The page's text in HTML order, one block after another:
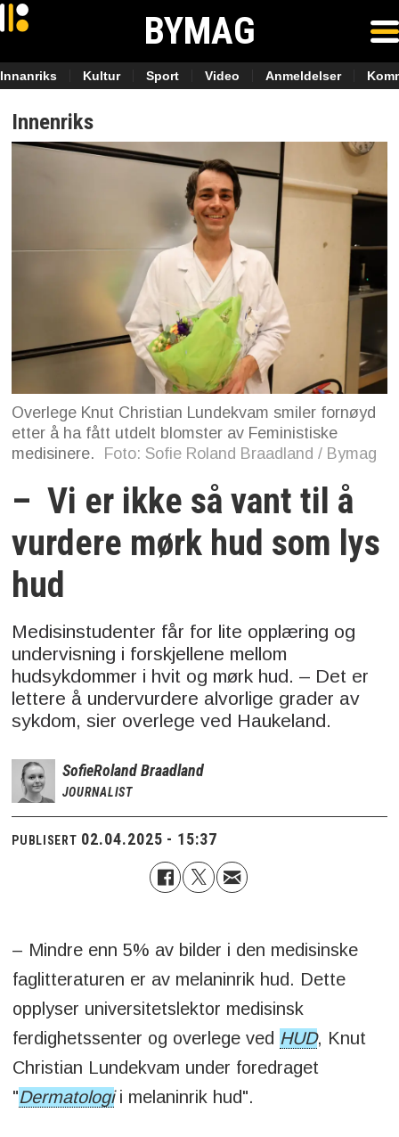
BYMAG
Innanriks Kultur Sport Video Anmeldelser
Innenriks
Overlege Knut Christian Lundekvam smiler fornøyd
etter å ha fått utdelt blomster av Feministiske
medisinere.
Foto: Sofie Roland Braadland / Bymag
– Vi er ikke så vant til å
vurdere mørk hud som lys
hud
Medisinstudenter får for lite opplæring og
undervisning i forskjellene mellom
hudsykdommer i hvit og mørk hud. – Det er
lettere å undervurdere alvorlige grader av
sykdom, sier overlege ved Haukeland.
SofieRoland Braadland
JOURNALIST
PUBLISERT 02.04.2025 - 15:37
– Mindre enn 5% av bilder i den medisinske
faglitteraturen er av melaninrik hud. Dette
opplyser universitetslektor medisinsk
ferdighetssenter og overlege ved HUD, Knut
Christian Lundekvam under foredraget
"Dermatologii melaninrik hud".